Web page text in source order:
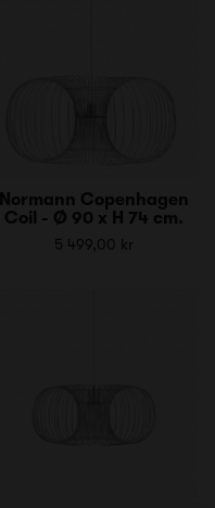
Normann Copenhagen
Coil - Ø 90 x H 74 cm.
5 499,00 kr